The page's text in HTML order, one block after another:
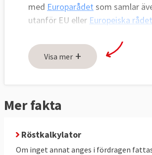
med Europarådet som samlar
utanför EU eller Europeiska rådet
regeringschefer.
Ministerrådet är en
regering beroende på vilken fråga
representeras Sverige av
medan ministerrådet med den
Visa mer +
Mer fakta
Röstkalkylator
Om inget annat anges i fördragen